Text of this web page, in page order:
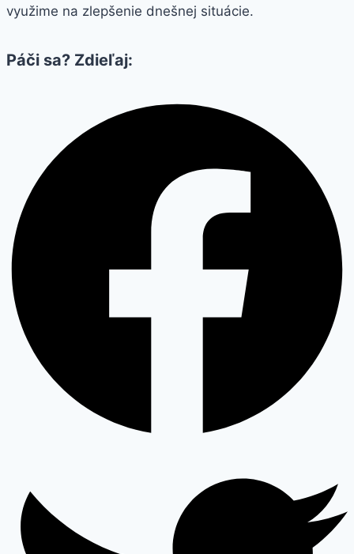
využime na zlepšenie dnešnej situácie.
Páči sa? Zdieľaj: